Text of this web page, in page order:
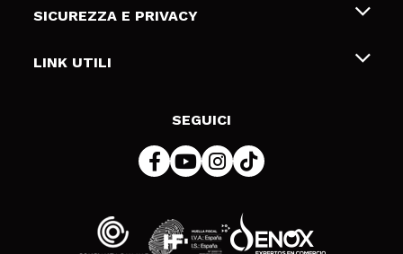
Gift Cards
Spedizioni & Resi
Metodi di pagamamento
SICUREZZA E PRIVACY
Termini e condizioni
LINK UTILI
SEGUICI